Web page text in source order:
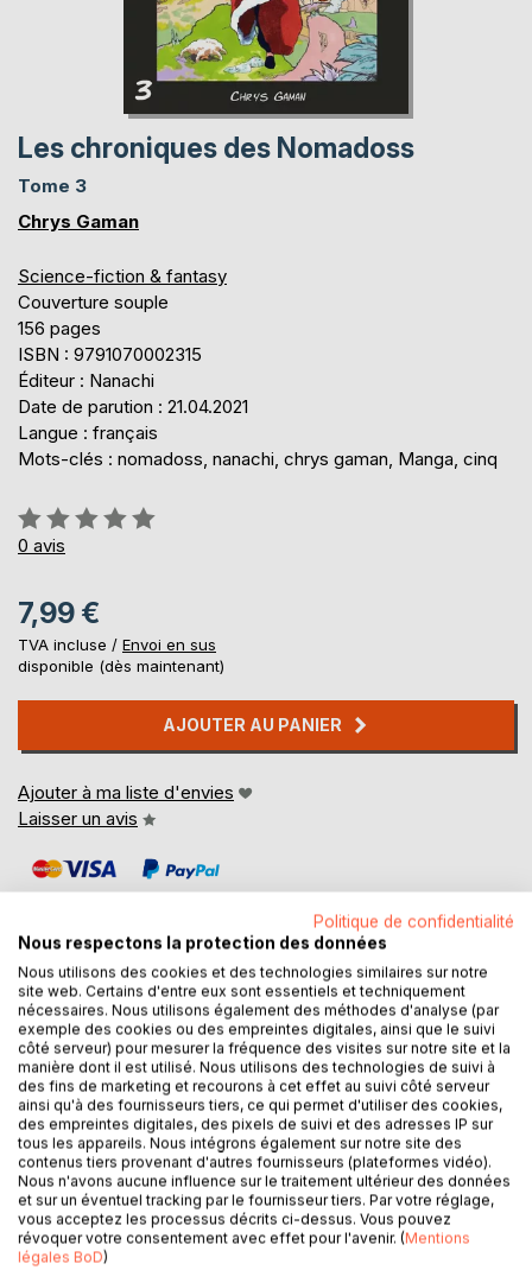
Les chroniques des Nomadoss
Tome 3
Chrys Gaman
Science-fiction & fantasy
Couverture souple
156 pages
ISBN : 9791070002315
Éditeur : Nanachi
Date de parution : 21.04.2021
Langue : français
Mots-clés : nomadoss, nanachi, chrys gaman, Manga, cinq
Évaluation:
0%
0 avis
7,99 €
TVA incluse / Envoi en sus
disponible (dès maintenant)
AJOUTER AU PANIER
Ajouter à ma liste d'envies
Laisser un avis
DESCRIPTION
Cinq vient d'arriver dans l'école Oovoss et déjà une jeune
femme semble le connaitre, mentionnant son frère ainé,
Drei.
Les cours ne vont pas tarder à commencer et, avec eux,
les ennuis. En effet, malgré son statut d'enfant du
phénomène, Cinq ne semble pas très à l'aise par rapport à
ces camarades, pourtant simples nymphes.
Politique de confidentialité
Nous respectons la protection des données
Nous utilisons des cookies et des technologies similaires sur notre
site web. Certains d'entre eux sont essentiels et techniquement
nécessaires. Nous utilisons également des méthodes d'analyse (par
exemple des cookies ou des empreintes digitales, ainsi que le suivi
côté serveur) pour mesurer la fréquence des visites sur notre site et la
manière dont il est utilisé. Nous utilisons des technologies de suivi à
des fins de marketing et recourons à cet effet au suivi côté serveur
ainsi qu'à des fournisseurs tiers, ce qui permet d'utiliser des cookies,
des empreintes digitales, des pixels de suivi et des adresses IP sur
tous les appareils. Nous intégrons également sur notre site des
contenus tiers provenant d'autres fournisseurs (plateformes vidéo).
Nous n'avons aucune influence sur le traitement ultérieur des données
et sur un éventuel tracking par le fournisseur tiers. Par votre réglage,
vous acceptez les processus décrits ci-dessus. Vous pouvez
révoquer votre consentement avec effet pour l'avenir. (Mentions
légales BoD)